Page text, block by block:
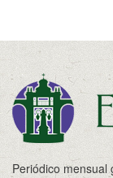
Periódico mensual